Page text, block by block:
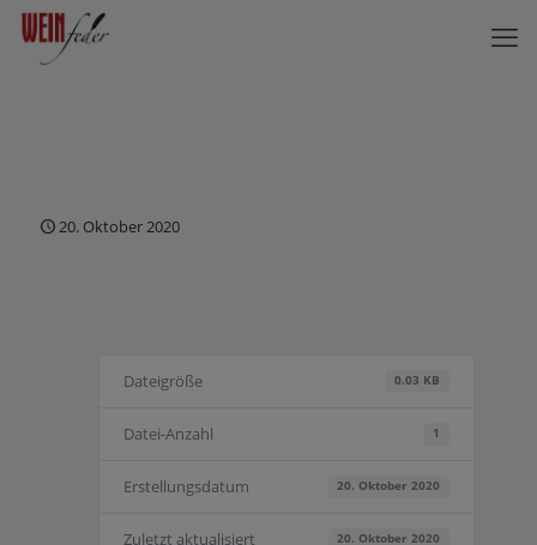
20. Oktober 2020
Dateigröße 0.03 KB
Datei-Anzahl 1
Erstellungsdatum 20. Oktober 2020
Zuletzt aktualisiert 20. Oktober 2020